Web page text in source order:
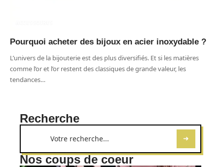
Pourquoi acheter des bijoux en acier inoxydable ?
L’univers de la bijouterie est des plus diversifiés. Et si les matières
comme l’or et l’or restent des classiques de grande valeur, les
tendances…
Recherche
Nos coups de coeur